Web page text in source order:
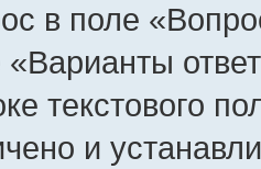
в поле
«Варианты
текстового
и